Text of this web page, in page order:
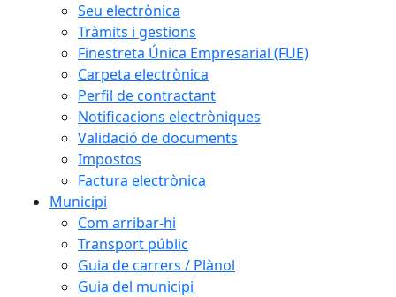
Seu electrònica
Tràmits i gestions
Finestreta Única Empresarial (FUE)
Carpeta electrònica
Perfil de contractant
Notificacions electròniques
Validació de documents
Impostos
Factura electrònica
Municipi
Com arribar-hi
Transport públic
Guia de carrers / Plànol
Guia del municipi